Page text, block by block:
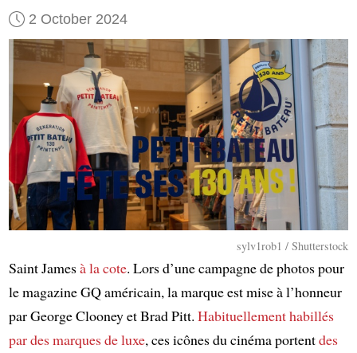
2 October 2024
sylv1rob1 / Shutterstock
Saint Jamesà la cote. Lors d’une campagne de photos pour
le magazine GQ américain, la marque est mise à l’honneur
par George Clooney et Brad Pitt. Habituellement habillés
par des marques de luxe, ces icônes du cinéma portentdes